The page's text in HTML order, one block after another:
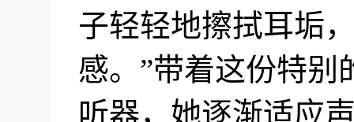
子轻轻地擦拭耳垢
感。”带着这份特别
听器，她逐渐适应